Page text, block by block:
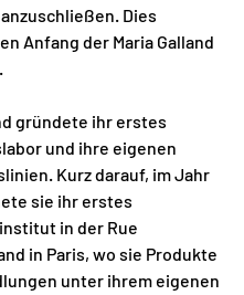
Dies
Anfang der Maria Galland
gründete ihr erstes
und ihre eigenen
Kurz darauf, im Jahr
sie ihr erstes
in der Rue
in Paris, wo sie Produkte
unter ihrem eigenen